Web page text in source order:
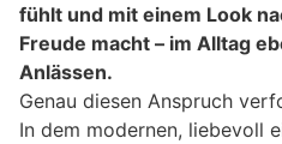
fühlt und mit einem Look
Freude macht – im Alltag
Anlässen.
Genau diesen Anspruch
In dem modernen, liebevoll